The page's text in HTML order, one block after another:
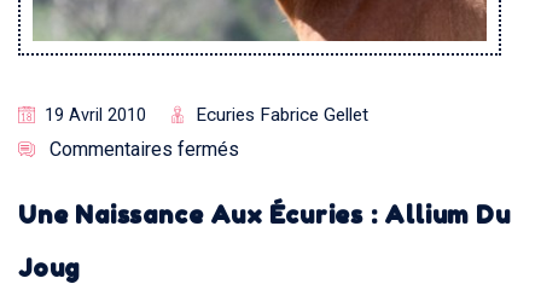
19 Avril 2010 Ecuries Fabrice Gellet
Commentaires fermés
Une Naissance Aux Écuries : Allium Du
Joug